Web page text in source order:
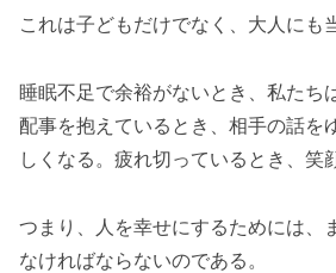
これは子どもだけでなく、大人にも
睡眠不足で余裕がないとき、私たち
配事を抱えているとき、相手の話を
しくなる。疲れ切っているとき、笑
つまり、人を幸せにするためには、
なければならないのである。